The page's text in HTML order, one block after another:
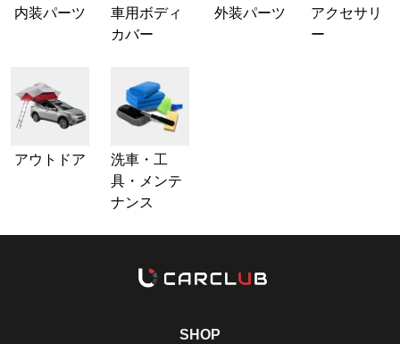
内装パーツ
車用ボディ
カバー
外装パーツ
アクセサリ
ー
アウトドア
洗車・工
具・メンテ
ナンス
SHOP